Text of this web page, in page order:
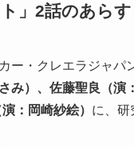
」2話のあらす
ー・クレエラジャ
み）、佐藤聖良（演
：岡崎紗絵） に、研